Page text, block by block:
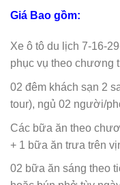
Giá Bao gồm:
Xe ô tô du lịch 7-16-
phục vụ theo chương
02 đêm khách sạn 2
tour), ngủ 02 người/
Các bữa ăn theo
+ 1 bữa ăn trưa trên
02 bữa ăn sáng theo